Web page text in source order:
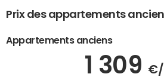
Prix des appartements
Appartements anciens
1 309 €/